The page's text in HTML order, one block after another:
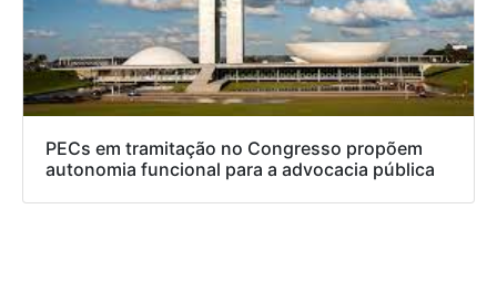
PECs em tramitação no Congresso propõem
autonomia funcional para a advocacia pública